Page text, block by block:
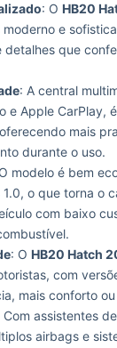
: O HB20
e
detalhes que
: A central
e Apple CarPlay,
mais
durante o uso.
modelo é bem
1.0, o que torna o
com baixo
: O HB20 Hatch
com
mais conforto
Com assistentes
airbags e